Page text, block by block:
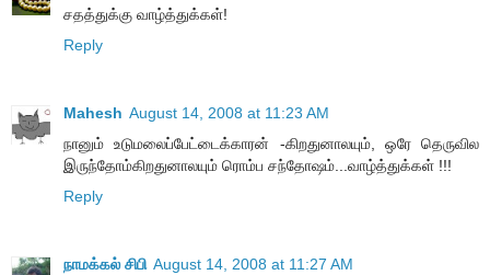
சதத்துக்கு வாழ்த்துக்கள்!
Reply
Mahesh August 14, 2008 at 11:23 AM
நானும் உடுமலைப்பேட்டைக்காரன் -கிறதுனாலயும், ஒரே தெருவில
இருந்தோம்கிறதுனாலயும் ரொம்ப சந்தோஷம்...வாழ்த்துக்கள் !!!
Reply
நாமக்கல் சிபி August 14, 2008 at 11:27 AM